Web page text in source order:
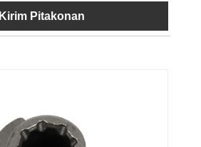
Kirim Pitakonan